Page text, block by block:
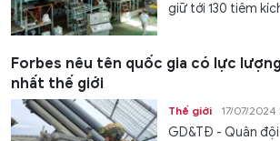
giữ tới 130 tiêm
Forbes nêu tên quốc gia có lực
nhất thế giới
Thế giới 17/07/2024
GD&TĐ - Quân